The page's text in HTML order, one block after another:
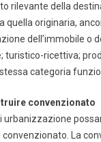
rilevante della
quella originaria,
dell’immobile o
turistico-ricettiva;
stessa categoria
convenzionato
urbanizzazione
La